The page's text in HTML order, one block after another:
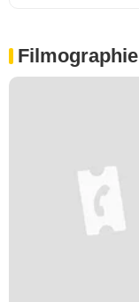
Filmographie